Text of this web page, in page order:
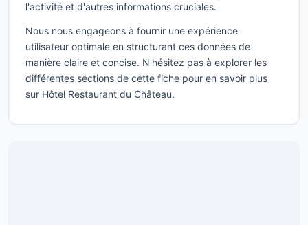
l'activité et d'autres informations cruciales.
Nous nous engageons à fournir une expérience
utilisateur optimale en structurant ces données de
manière claire et concise. N'hésitez pas à explorer les
différentes sections de cette fiche pour en savoir plus
sur Hôtel Restaurant du Château.